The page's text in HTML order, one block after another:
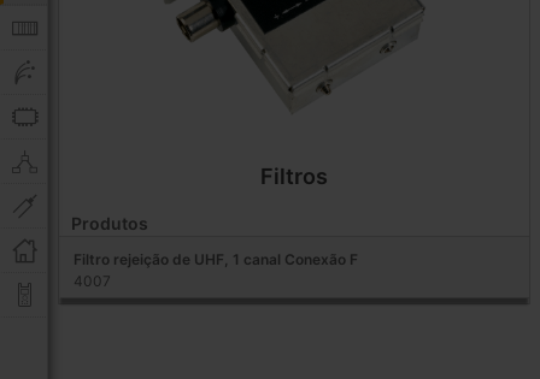
Filtros
Produtos
Filtro rejeição de UHF, 1 canal Conexão F
4007